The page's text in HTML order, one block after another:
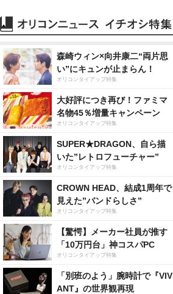
森崎ウィン×向井康二“両片思
い”にキュンが止まらん！
オリコンタイアップ特集
大好評につき再び！ファミマ
名物45％増量キャンペーン
オリコンタイアップ特集
SUPER★DRAGON、自ら描
いた”レトロフューチャー”
オリコンタイアップ特集
CROWN HEAD、結成1周年で
見えた”バンドらしさ”
オリコンタイアップ特集
【驚愕】メーカー社員が推す
「10万円台」神コスパPC
オリコンタイアップ特集
「別班のよう」腕時計で『VIV
ANT』の世界観再現